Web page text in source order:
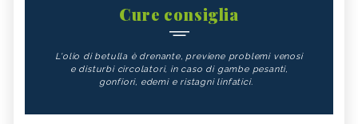
Cure consiglia
L'olio di betulla è drenante, previene problemi venosi
e disturbi circolatori, in caso di gambe pesanti,
gonfiori, edemi e ristagni linfatici.